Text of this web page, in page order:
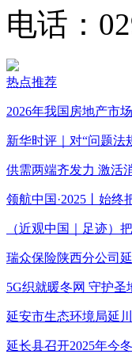
电话：
热点推荐
2026年我国房地产市
新华时评｜对“问题法
供需两端齐发力 激活
领航中国·2025丨始终
（近观中国｜足迹）
瑞众保险陕西分公司
5G织就暖冬网 守护
延安市生态环境局延
延长县召开2025年今